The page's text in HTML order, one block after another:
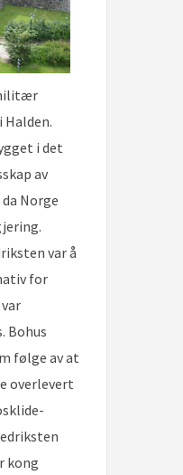
i det
av
Norge
var å
for
Bohus
følge av at
overlevert
kong